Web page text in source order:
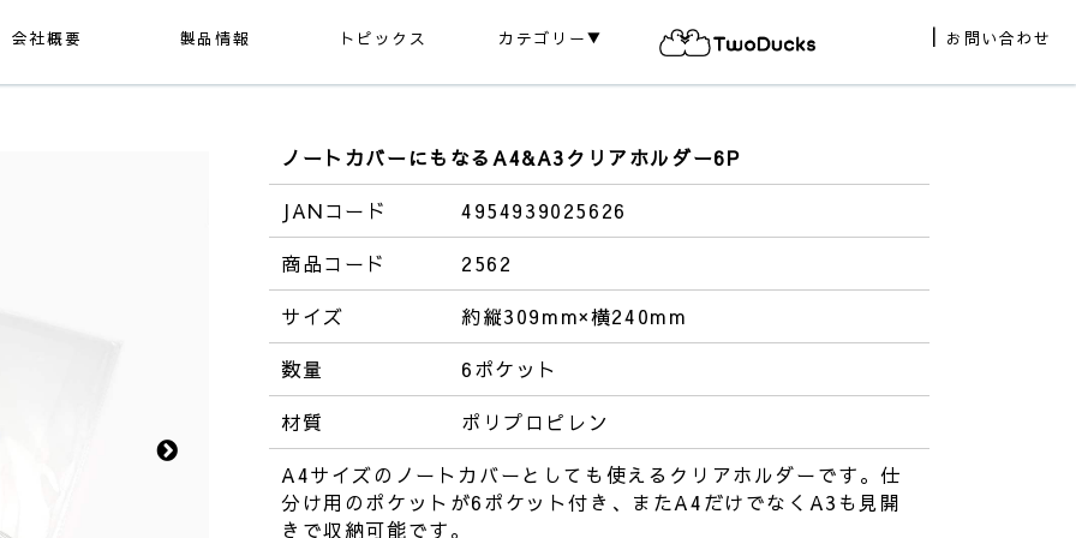
会社概要 製品情報 トピックス カテゴリー▼ お問い合わせ
ノートカバーにもなるA4&A3クリアホルダー6P
JANコード
4954939025626
商品コード
2562
サイズ
約縦309mm×横240mm
数量
6ポケット
材質
ポリプロピレン
A4サイズのノートカバーとしても使えるクリアホルダーです。仕
分け用のポケットが6ポケット付き、またA4だけでなくA3も見開
きで収納可能です。